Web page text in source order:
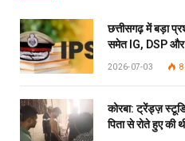
छत्तीसगढ़ में बड़ा
समेत IG, DSP और
2026-07-03
कोरबा: ट्रेंड्ज़
पिता से रोते हुए की